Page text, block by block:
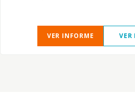
VER INFORME VER